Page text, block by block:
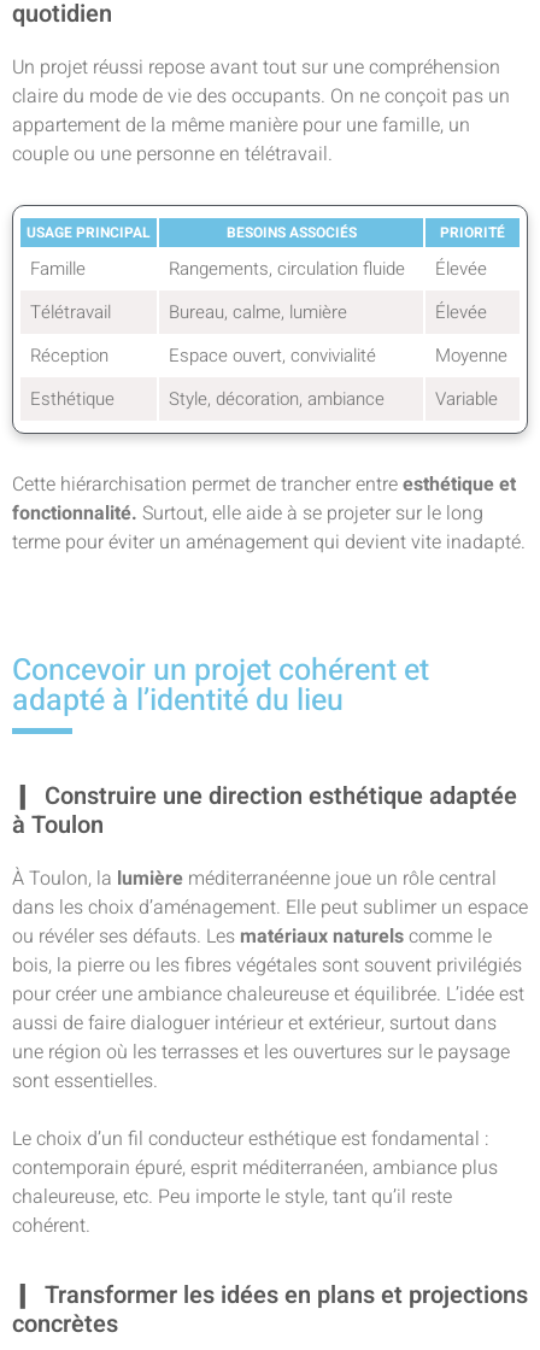
quotidien
Un projet réussi repose avant tout sur une compréhension
claire du mode de vie des occupants. On ne conçoit pas un
appartement de la même manière pour une famille, un
couple ou une personne en télétravail.
USAGE PRINCIPAL BESOINS ASSOCIÉS PRIORITÉ
Famille Rangements, circulation fluide
Élevée
Télétravail
Bureau, calme, lumière
Élevée
Réception
Espace ouvert, convivialité
Moyenne
Esthétique
Style, décoration, ambiance Variable
Cette hiérarchisation permet de trancher entreesthétique et
fonctionnalité. Surtout, elle aide à se projeter sur le long
terme pour éviter un aménagement qui devient vite inadapté.
Concevoir un projet cohérent et
adapté à l’identité du lieu
Construire une direction esthétique adaptée
à Toulon
À Toulon, la lumière méditerranéenne joue un rôle central
dans les choix d’aménagement. Elle peut sublimer un espace
ou révéler ses défauts. Les matériaux naturelscomme le
bois, la pierre ou les fibres végétales sont souvent privilégiés
pour créer une ambiance chaleureuse et équilibrée. L’idée est
aussi de faire dialoguer intérieur et extérieur, surtout dans
une région où les terrasses et les ouvertures sur le paysage
sont essentielles.
Le choix d’un fil conducteur esthétique est fondamental :
contemporain épuré, esprit méditerranéen, ambiance plus
chaleureuse, etc. Peu importe le style, tant qu’il reste
cohérent.
Transformer les idées en plans et projections
concrètes